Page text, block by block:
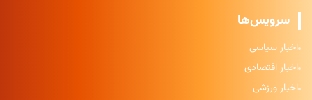
سرویس‌ها
اخبار سیاسی
اخبار اقتصادی
اخبار ورزشی